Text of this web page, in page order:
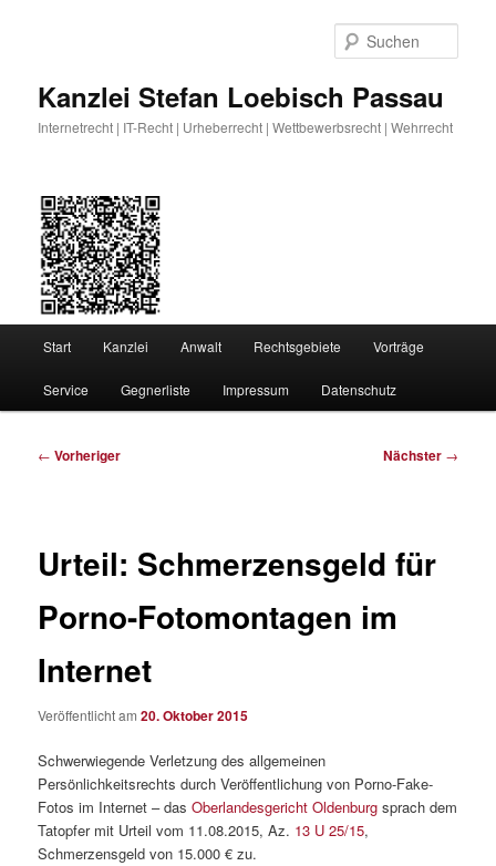
Kanzlei Stefan Loebisch Passau
Internetrecht | IT-Recht | Urheberrecht | Wettbewerbsrecht | Wehrrecht
Start Kanzlei Anwalt Rechtsgebiete Vorträge
Service Gegnerliste Impressum Datenschutz
Beitragsnavigation
← Vorheriger Nächster →
Urteil: Schmerzensgeld für
Porno-Fotomontagen im
Internet
Veröffentlicht am20. Oktober 2015
Schwerwiegende Verletzung des allgemeinen
Persönlichkeitsrechts durch Veröffentlichung von Porno-Fake-
Fotos im Internet – dasOberlandesgericht Oldenburg sprach dem
Tatopfer mit Urteil vom 11.08.2015, Az. 13 U 25/15,
Schmerzensgeld von 15.000 € zu.